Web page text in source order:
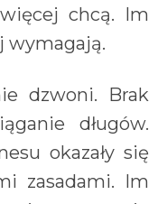
chcą. Im
wymagają.
dzwoni. Brak
długów.
okazały się
zasadami. Im